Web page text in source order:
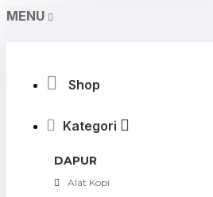
MENU
Shop
Kategori
DAPUR
Alat Kopi